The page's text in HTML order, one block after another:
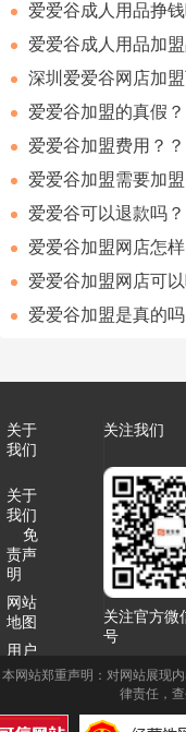
爱爱谷成人用品挣
爱爱谷成人用品加
深圳爱爱谷网店加
爱爱谷加盟的真假？
爱爱谷加盟费用？？
爱爱谷加盟需要加
爱爱谷可以退款吗？
爱爱谷加盟网店怎样
爱爱谷加盟网店可以
爱爱谷加盟是真的吗
关于
我们
关于
我们
免
责声
明
网站
地图
用户
协议
我们
关注我们
关注官方微
号
本网站郑重声明：对网站展现
律责任，